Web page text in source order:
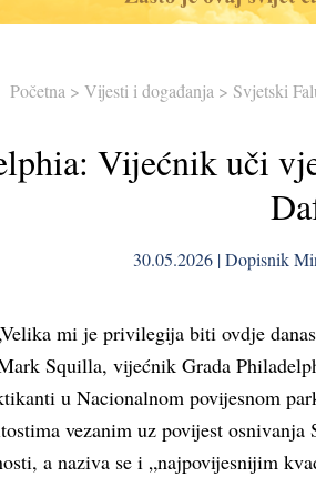
Početna > Vijesti i događanja > Svjetski
Vijećnik uči
30.05.2026 | Dopisnik
mi je privilegija biti ovdje
Squilla, vijećnik Grada
u Nacionalnom povijesnom
vezanim uz povijest
a naziva se i „najpovijesnijim